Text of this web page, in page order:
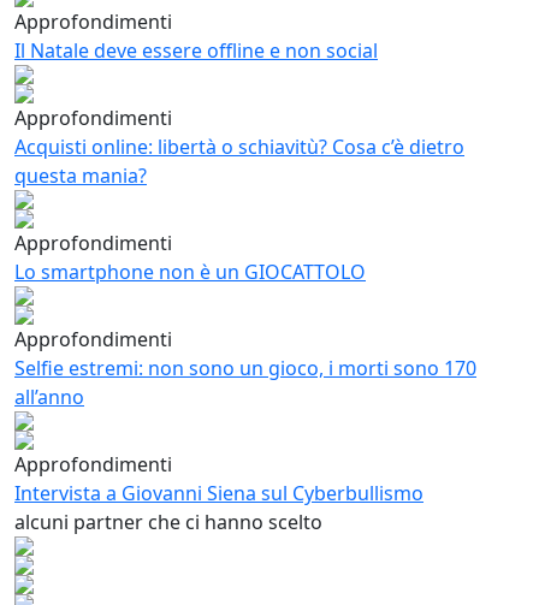
Approfondimenti
Il Natale deve essere offline e non social
Approfondimenti
Acquisti online: libertà o schiavitù? Cosa c’è dietro
questa mania?
Approfondimenti
Lo smartphone non è un GIOCATTOLO
Approfondimenti
Selfie estremi: non sono un gioco, i morti sono 170
all’anno
Approfondimenti
Intervista a Giovanni Siena sul Cyberbullismo
alcuni partner che ci hanno scelto